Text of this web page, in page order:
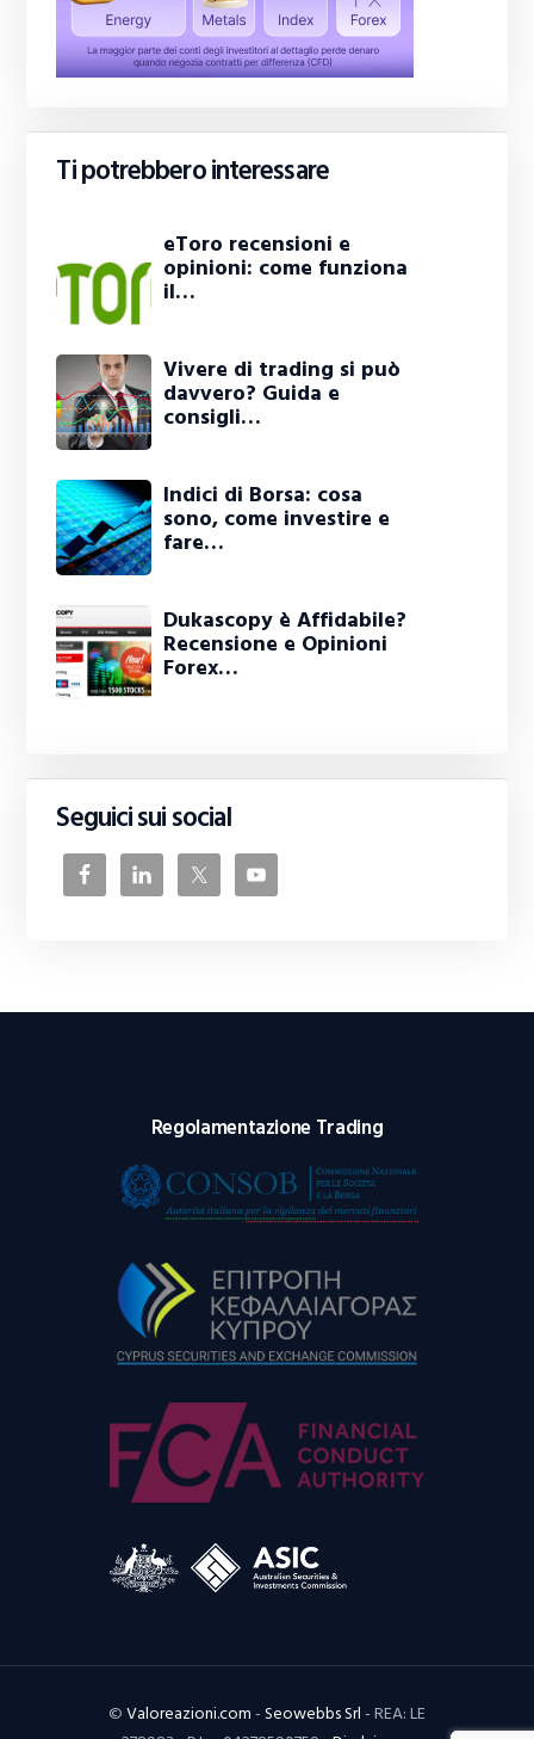
Ti potrebbero interessare
eToro recensioni e
opinioni: come funziona
il…
Vivere di trading si può
davvero? Guida e
consigli…
Indici di Borsa: cosa
sono, come investire e
fare…
Dukascopy è Affidabile?
Recensione e Opinioni
Forex…
Seguici sui social
Regolamentazione Trading
©Valoreazioni.com-Seowebbs Srl- REA: LE